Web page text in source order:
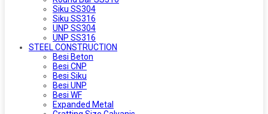
Siku SS304
Siku SS316
UNP SS304
UNP SS316
STEEL CONSTRUCTION
Besi Beton
Besi CNP
Besi Siku
Besi UNP
Besi WF
Expanded Metal